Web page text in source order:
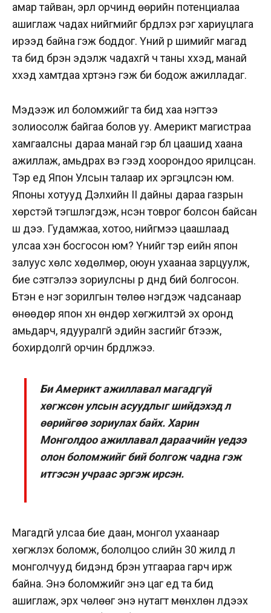
амар тайван, эрүүл орчинд өөрийн потенциалаа
ашиглаж чадах нийгмийг бүрдүүлэх үүрэг хариуцлага
ирээд байна гэж боддог. Үүний үр шимийг магад
та бид бүрэн эдэлж чадахгүй ч таны хүүхэд, манай
хүүхэд хамтдаа хүртэнэ гэж би бодож ажилладаг.
Мэдээж илүү боломжийг та бид хаа нэгтээ
золиосолж байгаа болов уу. Америкт магистраа
хамгаалсны дараа манай гэр бүл цаашид хаана
ажиллаж, амьдрах вэ гээд хоорондоо ярилцсан.
Тэр үед Япон Улсын талаар их эргэцүүлсэн юм.
Японы хотууд Дэлхийн II дайны дараа газрын
хөрстэй тэгшлэгдэж, үнсэн товрог болсон байсан
шүү дээ. Гудамжаа, хотоо, нийгмээ цаашлаад
улсаа хэн босгосон юм? Үүнийг тэр үеийн япон
залуус хөлс хөдөлмөр, оюун ухаанаа зарцуулж,
бие сэтгэлээ зориулсны үр дүнд бий болгосон.
Бүтэн үе нэг зорилгын төлөө нэгдэж чадсанаар
өнөөдөр япон хүн өндөр хөгжилтэй эх оронд
амьдарч, ядууралгүй эдийн засгийг бүтээж,
бохирдолгүй орчин бүрдүүлжээ.
Би Америкт ажиллавал магадгүй
хөгжсөн улсын асуудлыг шийдэхэд л
өөрийгөө зориулах байх. Харин
Монголдоо ажиллавал дараачийн үедээ
олон боломжийг бий болгож чадна гэж
итгэсэн учраас эргэж ирсэн.
Магадгүй улсаа бие даан, монгол ухаанаар
хөгжүүлэх боломж, бололцоо сүүлийн 30 жилд л
монголчууд бидэнд бүрэн утгаараа гарч ирж
байна. Энэ боломжийг энэ цаг үед та бид
ашиглаж, эрх чөлөөг энэ нутагт мөнхлөн үлдээх